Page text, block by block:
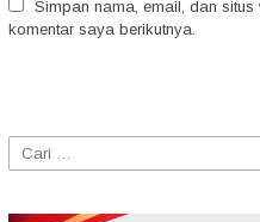
Simpan nama, email, dan
komentar saya berikutnya.
Cari
untuk: